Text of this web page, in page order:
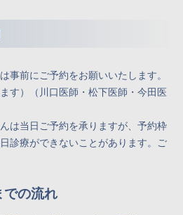
事前にご予約をお願いいたします。
す）（川口医師・松下医師・今田医
は当日ご予約を承りますが、予約枠
診療ができないことがあります。ご
での流れ